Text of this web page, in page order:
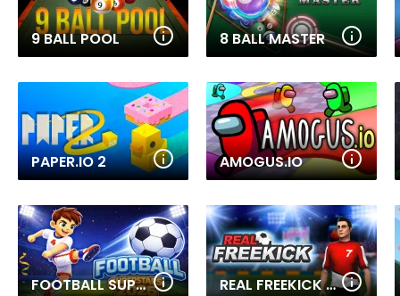
9 BALL POOL 8 BALL MASTER
PAPER.IO 2 AMOGUS.IO
FOOTBALL SUPERSTARS 2026 REAL FREEKICK 3D